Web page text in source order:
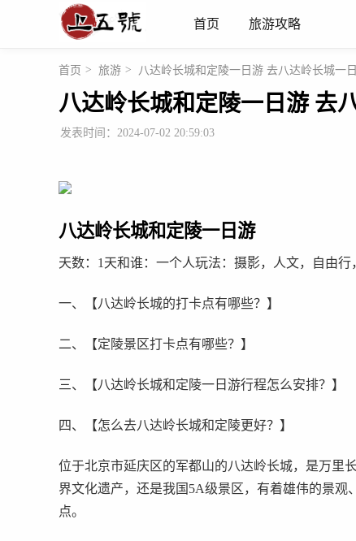
首页 旅游攻略
首页 > 旅游 > 八达岭长城和定陵一日游 去八达岭长城一
八达岭长城和定陵一日游 去
发表时间：2024-07-02 20:59:03
八达岭长城和定陵一日游
天数：1天和谁：一个人玩法：摄影，人文，自由行
一、【八达岭长城的打卡点有哪些？】
二、【定陵景区打卡点有哪些？】
三、【八达岭长城和定陵一日游行程怎么安排？】
四、【怎么去八达岭长城和定陵更好？】
位于北京市延庆区的军都山的八达岭长城，是万里
界文化遗产，还是我国5A级景区，有着雄伟的景
点。